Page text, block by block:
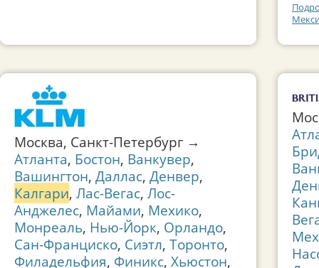
Москва, Санкт-Петербург →
Атланта, Бостон, Ванкувер,
Вашингтон, Даллас, Денвер,
Калгари, Лас-Вегас, Лос-
Анджелес, Майами, Мехико,
Монреаль, Нью-Йорк, Орландо,
Сан-Франциско, Сиэтл, Торонто,
Филадельфия, Финикс, Хьюстон,